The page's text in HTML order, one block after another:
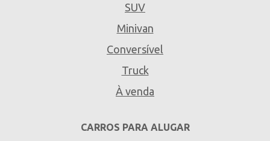
SUV
Minivan
Conversível
Truck
À venda
CARROS PARA ALUGAR